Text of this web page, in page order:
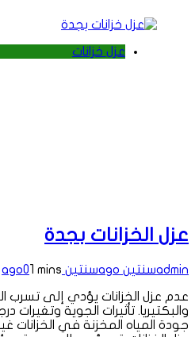
عزل خزانات
عزل الخزانات بجدة
adminسنتين ago سنتين ago 01 mins
عدم عزل الخزانات يؤدي إلى تسرب
والبكتيريا. تأثيرات الجوية وتغيرات
جودة المياه المخزنة في الخزانات